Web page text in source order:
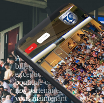
Actualités, nouveautés,
billetterie, remises
exceptionnelles dans la
boutique officielles & chez
nos partenaires… Inscrivez-
vous maintenant